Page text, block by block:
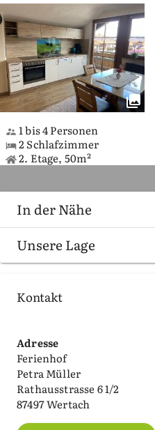
1 bis 4 Personen
2 Schlafzimmer
2. Etage, 50m²
In der Nähe
Unsere Lage
Kontakt
Adresse
Ferienhof
Petra Müller
Rathausstrasse 6 1/2
87497 Wertach